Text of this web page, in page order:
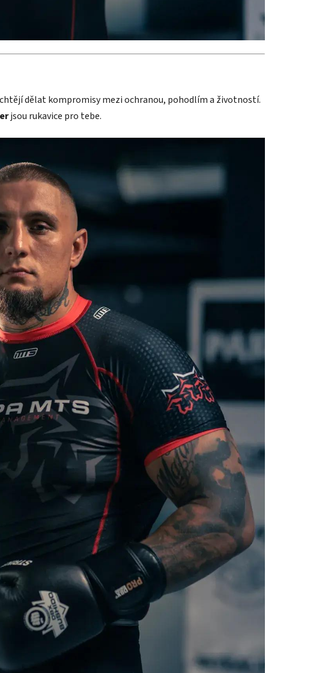
dělat kompromisy mezi ochranou, pohodlím a životností.
jsou rukavice pro tebe.